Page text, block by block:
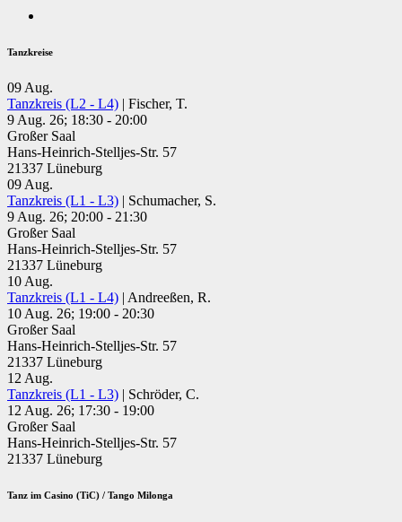
Tanzkreise
09 Aug.
Tanzkreis (L2 - L4) | Fischer, T.
9 Aug. 26; 18:30 - 20:00
Großer Saal
Hans-Heinrich-Stelljes-Str. 57
21337 Lüneburg
09 Aug.
Tanzkreis (L1 - L3) | Schumacher, S.
9 Aug. 26; 20:00 - 21:30
Großer Saal
Hans-Heinrich-Stelljes-Str. 57
21337 Lüneburg
10 Aug.
Tanzkreis (L1 - L4) | Andreeßen, R.
10 Aug. 26; 19:00 - 20:30
Großer Saal
Hans-Heinrich-Stelljes-Str. 57
21337 Lüneburg
12 Aug.
Tanzkreis (L1 - L3) | Schröder, C.
12 Aug. 26; 17:30 - 19:00
Großer Saal
Hans-Heinrich-Stelljes-Str. 57
21337 Lüneburg
Tanz im Casino (TiC) / Tango Milonga